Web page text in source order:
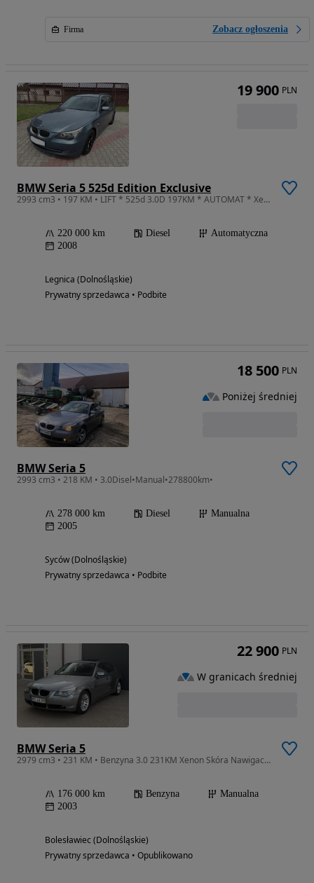
Firma Zobacz ogłoszenia
BMW Seria 5 525d Edition Exclusive
2993 cm3 • 197 KM • LIFT * 525d 3.0D 197KM * AUTOMAT * Xenon * Skóra
220 000 km Diesel
Automatyczna
2008
Legnica (Dolnośląskie)
Prywatny sprzedawca • Podbite
19 900 PLN
BMW Seria 5
2993 cm3 • 218 KM • 3.0Disel•Manual•278800km•
278 000 km Diesel
Manualna
2005
Syców (Dolnośląskie)
Prywatny sprzedawca • Podbite
18 500 PLN
Poniżej średniej
BMW Seria 5
2979 cm3 • 231 KM • Benzyna 3.0 231KM Xenon Skóra Nawigacja Zadbana
176 000 km Benzyna
Manualna
2003
Bolesławiec (Dolnośląskie)
Prywatny sprzedawca • Opublikowano
22 900 PLN
W granicach średniej